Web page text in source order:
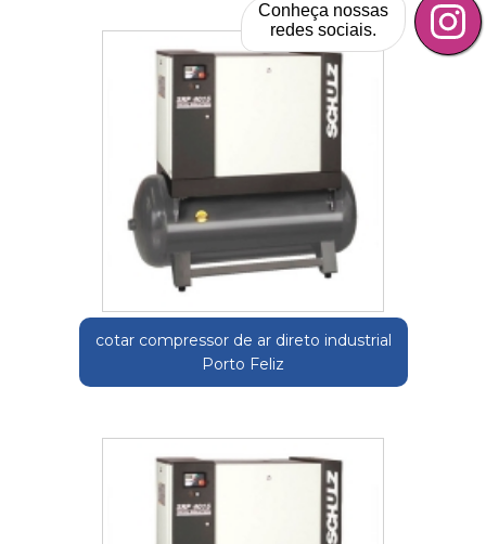
cotar compressor de ar direto industrial
Porto Feliz
Conheça nossas
redes sociais.